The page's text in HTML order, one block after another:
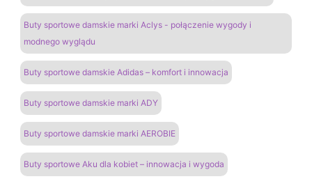
Buty sportowe damskie marki Aclys - połączenie wygody i
modnego wyglądu
Buty sportowe damskie Adidas – komfort i innowacja
Buty sportowe damskie marki ADY
Buty sportowe damskie marki AEROBIE
Buty sportowe Aku dla kobiet – innowacja i wygoda